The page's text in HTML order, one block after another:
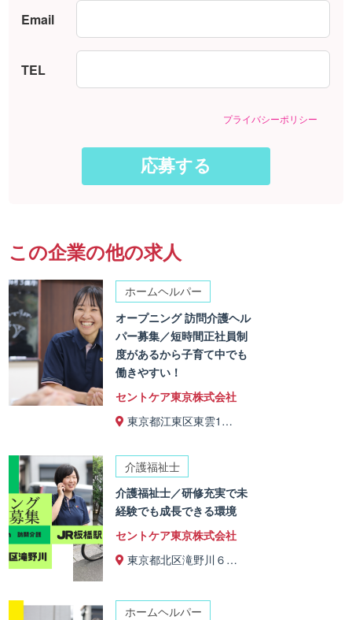
Email
TEL
プライバシーポリシー
この企業の他の求人
ホームヘルパー
オープニング 訪問介護ヘル
パー募集／短時間正社員制
度があるから子育て中でも
働きやすい！
セントケア東京株式会社
東京都江東区東雲1…
介護福祉士
介護福祉士／研修充実で未
経験でも成長できる環境
セントケア東京株式会社
東京都北区滝野川６…
ホームヘルパー